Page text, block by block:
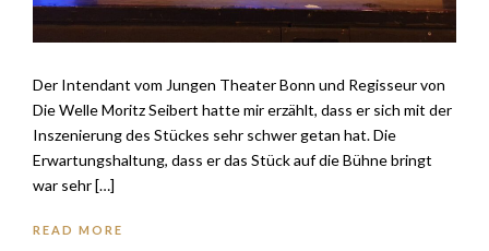
Der Intendant vom Jungen Theater Bonn und Regisseur von
Die Welle Moritz Seibert hatte mir erzählt, dass er sich mit der
Inszenierung des Stückes sehr schwer getan hat. Die
Erwartungshaltung, dass er das Stück auf die Bühne bringt
war sehr […]
READ MORE